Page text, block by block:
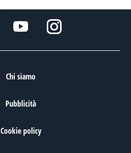
Chi siamo
Pubblicità
Cookie policy